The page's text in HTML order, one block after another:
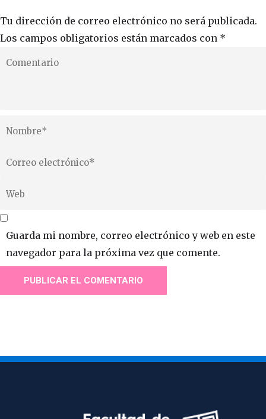
Tu dirección de correo electrónico no será publicada.
Los campos obligatorios están marcados con *
Guarda mi nombre, correo electrónico y web en este
navegador para la próxima vez que comente.